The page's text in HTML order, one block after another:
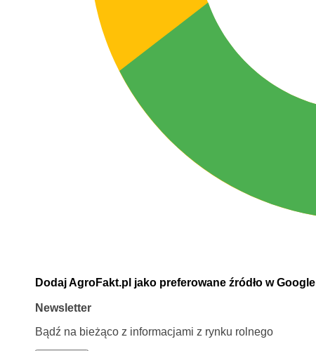
Dodaj AgroFakt.pl jako preferowane źródło w Google
Newsletter
Bądź na bieżąco z informacjami z rynku rolnego